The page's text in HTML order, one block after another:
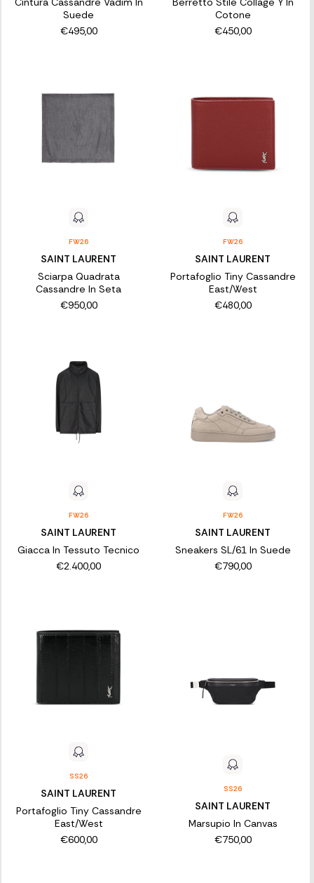
Suede
€495,00
Cotone
€450,00
FW26
SAINT LAURENT
Sciarpa Quadrata
Cassandre In Seta
€950,00
FW26
SAINT LAURENT
Portafoglio Tiny Cassandre
East/West
€480,00
FW26
SAINT LAURENT
Giacca In Tessuto Tecnico
€2.400,00
FW26
SAINT LAURENT
Sneakers SL/61 In Suede
€790,00
SS26
SAINT LAURENT
Portafoglio Tiny Cassandre
East/West
€600,00
SS26
SAINT LAURENT
Marsupio In Canvas
€750,00